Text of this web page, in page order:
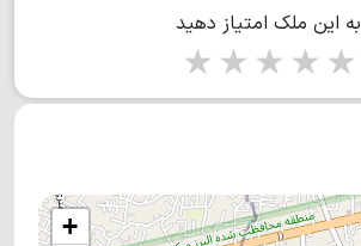
به این ملک امتیاز دهید
5 stars
4 stars
3 stars
2 stars
+